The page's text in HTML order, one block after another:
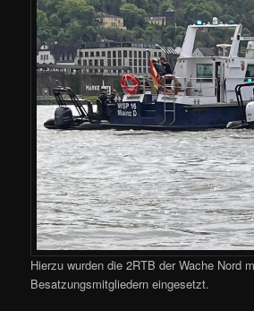
Hierzu wurden die 2RTB der Wache Nord
Besatzungsmitgliedern eingesetzt.